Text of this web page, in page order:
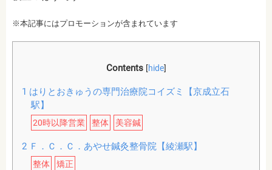
※本記事にはプロモーションが含まれています
Contents [hide]
1 はりとおきゅうの専門治療院コイズミ【京成立石
駅】
20時以降営業 整体 美容鍼
2Ｆ．Ｃ．Ｃ．あやせ鍼灸整骨院【綾瀬駅】
整体 矯正